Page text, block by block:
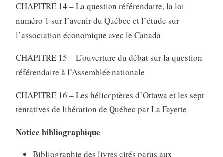
CHAPITRE 14 – La question référendaire, la loi
numéro 1 sur l’avenir du Québec et l’étude sur
l’association économique avec le Canada
CHAPITRE 15 – L’ouverture du débat sur la question
référendaire à l’Assemblée nationale
CHAPITRE 16 – Les hélicoptères d’Ottawa et les sept
tentatives de libération de Québec par La Fayette
Notice bibliographique
Bibliographie des livres cités parus aux